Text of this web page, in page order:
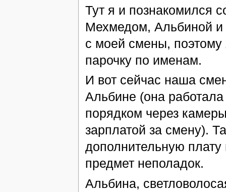
Тут я и познакомился
Мехмедом, Альбиной и
с моей смены, поэтому
парочку по именам.
И вот сейчас наша
Альбине (она
порядком через
зарплатой за смену).
дополнительную
предмет неполадок.
Альбина,